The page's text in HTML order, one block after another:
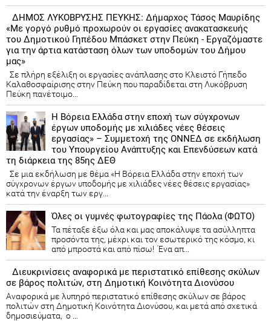
ΔΗΜΟΣ ΛΥΚΟΒΡΥΣΗΣ ΠΕΥΚΗΣ: Δήμαρχος Τάσος Μαυρίδης
«Με γοργό ρυθμό προχωρούν οι εργασίες ανακατασκευής
του Δημοτικού Γηπέδου Μπάσκετ στην Πεύκη - Εργαζόμαστε
για την άρτια κατάσταση όλων των υποδομών του Δήμου
μας»
Σε πλήρη εξέλιξη οι εργασίες ανάπλασης στο Κλειστό Γήπεδο
Καλαθοσφαίρισης στην Πεύκη που παραδίδεται στη Λυκόβρυση
Πεύκη πανέτοιμο...
Η Βόρεια Ελλάδα στην εποχή των σύγχρονων
έργων υποδομής με χιλιάδες νέες θέσεις
εργασίας» – Συμμετοχή της ΟΝΝΕΔ σε εκδήλωση
του Υπουργείου Ανάπτυξης και Επενδύσεων κατά
τη διάρκεια της 85ης ΔΕΘ
Σε μια εκδήλωση με θέμα «Η Βόρεια Ελλάδα στην εποχή των
σύγχρονων έργων υποδομής με χιλιάδες νέες θέσεις εργασίας»
κατά την έναρξη των εργ...
Όλες οι γυμνές φωτογραφίες της Πάολα (ΦΩΤΟ)
Τα πέταξε έξω όλα και μας αποκάλυψε τα ασύλληπτα
προσόντα της, μέχρι και τον εσωτερικό της κόσμο, κι
από μπροστά και από πίσω! Ένα απ...
Διευκρινίσεις αναφορικά με περιστατικό επίθεσης σκύλων
σε βάρος πολιτών, στη Δημοτική Κοινότητα Διονύσου
Αναφορικά με λυπηρό περιστατικό επίθεσης σκύλων σε βάρος
πολιτών στη Δημοτική Κοινότητα Διονύσου, και μετά από σχετικά
δημοσιεύματα, ο ...